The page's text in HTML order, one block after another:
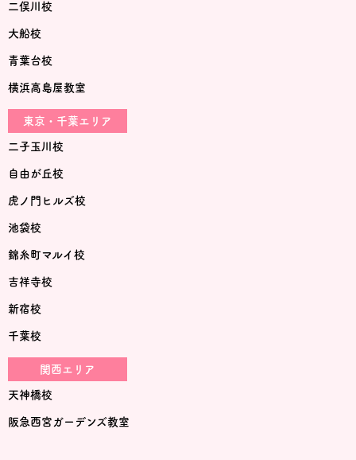
二俣川校
大船校
青葉台校
横浜高島屋教室
東京・千葉エリア
二子玉川校
自由が丘校
虎ノ門ヒルズ校
池袋校
錦糸町マルイ校
吉祥寺校
新宿校
千葉校
関西エリア
天神橋校
阪急西宮ガーデンズ教室